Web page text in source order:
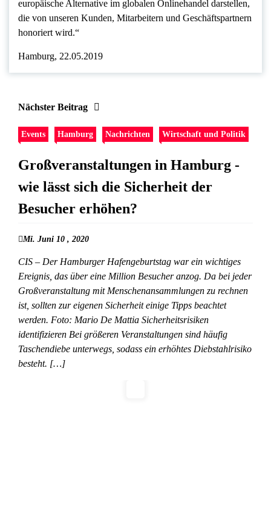
europäische Alternative im globalen Onlinehandel darstellen,
die von unseren Kunden, Mitarbeitern und Geschäftspartnern
honoriert wird.“
Hamburg, 22.05.2019
Nächster Beitrag
Events Hamburg Nachrichten Wirtschaft und Politik
Großveranstaltungen in Hamburg -
wie lässt sich die Sicherheit der
Besucher erhöhen?
Mi. Juni 10 , 2020
CIS – Der Hamburger Hafengeburtstag war ein wichtiges
Ereignis, das über eine Million Besucher anzog. Da bei jeder
Großveranstaltung mit Menschenansammlungen zu rechnen
ist, sollten zur eigenen Sicherheit einige Tipps beachtet
werden. Foto: Mario De Mattia Sicherheitsrisiken
identifizieren Bei größeren Veranstaltungen sind häufig
Taschendiebe unterwegs, sodass ein erhöhtes Diebstahlrisiko
besteht. […]